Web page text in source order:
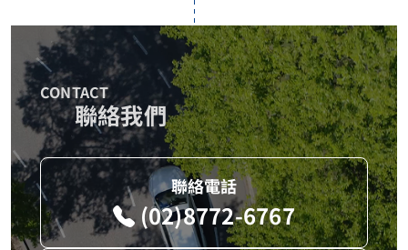
CONTACT
聯絡我們
聯絡電話
(02)8772-6767